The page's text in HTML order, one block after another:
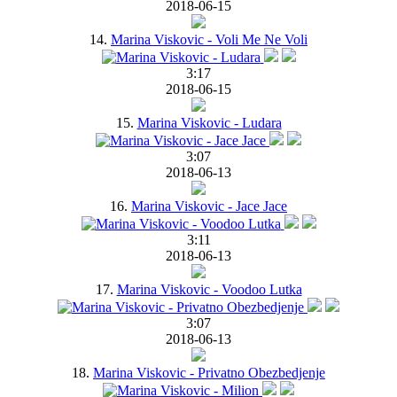
2018-06-15
14. Marina Viskovic - Voli Me Ne Voli
3:17
2018-06-15
15. Marina Viskovic - Ludara
3:07
2018-06-13
16. Marina Viskovic - Jace Jace
3:11
2018-06-13
17. Marina Viskovic - Voodoo Lutka
3:07
2018-06-13
18. Marina Viskovic - Privatno Obezbedjenje